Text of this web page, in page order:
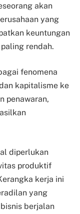
akan
yang
keuntungan
rendah.
fenomena
kapitalisme ke
penawaran,
diperlukan
produktif
kerja ini
yang
berjalan